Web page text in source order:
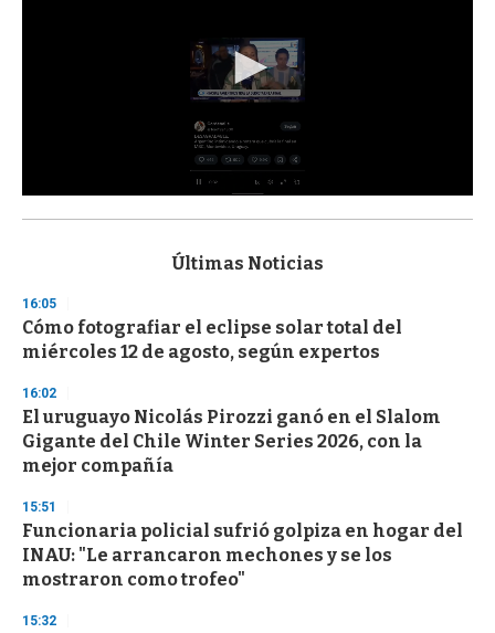
s
d
s
o
f
3
s
e
c
o
d
s
Últimas Noticias
16:05
Cómo fotografiar el eclipse solar total del
miércoles 12 de agosto, según expertos
16:02
El uruguayo Nicolás Pirozzi ganó en el Slalom
Gigante del Chile Winter Series 2026, con la
mejor compañía
15:51
Funcionaria policial sufrió golpiza en hogar del
INAU: "Le arrancaron mechones y se los
mostraron como trofeo"
15:32